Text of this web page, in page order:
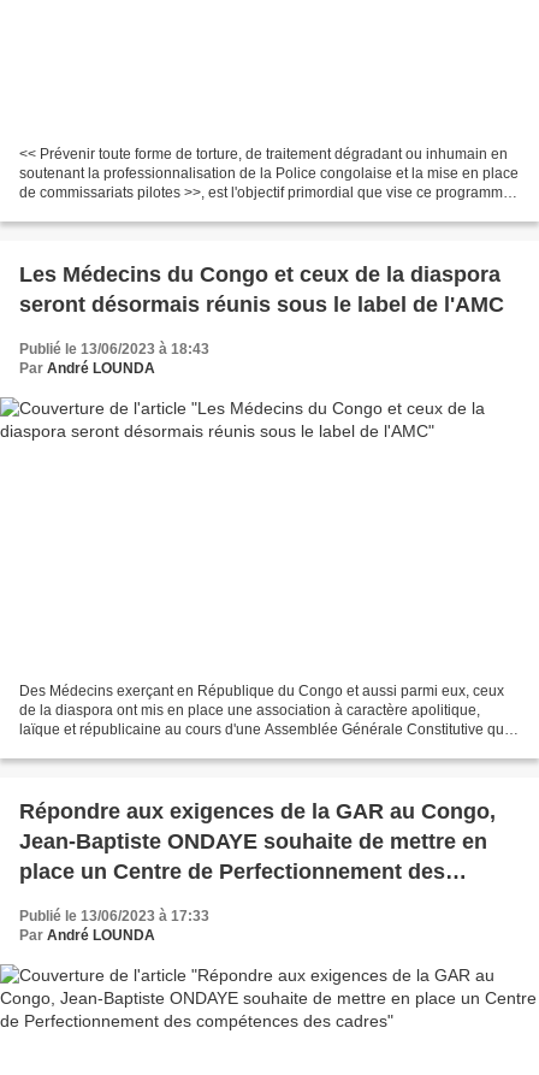
<< Prévenir toute forme de torture, de traitement dégradant ou inhumain en
soutenant la professionnalisation de la Police congolaise et la mise en place
de commissariats pilotes >>, est l'objectif primordial que vise ce programme
Les Médecins du Congo et ceux de la diaspora
seront désormais réunis sous le label de l'AMC
Publié le 13/06/2023 à 18:43
Par André LOUNDA
Des Médecins exerçant en République du Congo et aussi parmi eux, ceux
de la diaspora ont mis en place une association à caractère apolitique,
laïque et républicaine au cours d'une Assemblée Générale Constitutive qui
Répondre aux exigences de la GAR au Congo,
Jean-Baptiste ONDAYE souhaite de mettre en
place un Centre de Perfectionnement des
Publié le 13/06/2023 à 17:33
Par André LOUNDA